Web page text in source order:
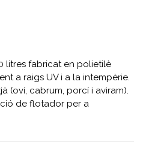
litres fabricat en polietilè
a raigs UV i a la intempèrie.
(oví, cabrum, porcí i aviram).
de flotador per a